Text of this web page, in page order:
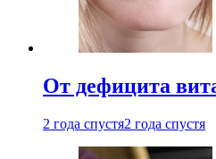
От дефицита
2 года спустя2 года спустя